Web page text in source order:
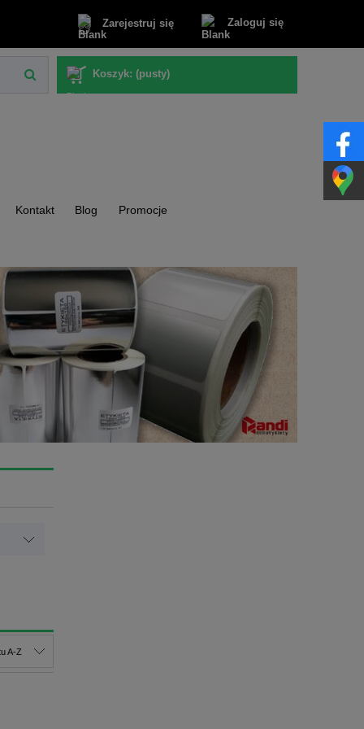
Zarejestruj się Zaloguj się
Koszyk: (pusty)
Kontakt Blog Promocje
A-Z